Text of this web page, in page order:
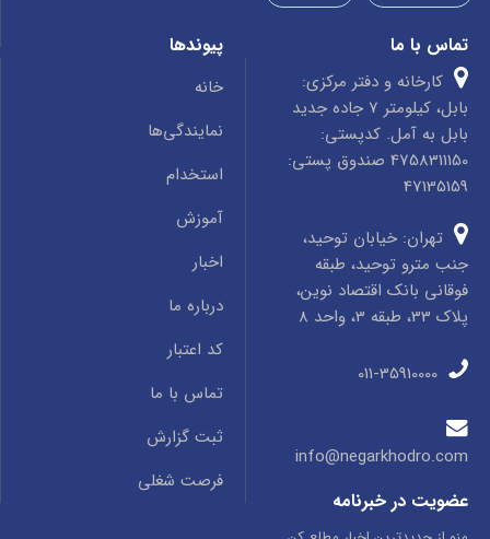
تماس با ما
کارخانه و دفتر مرکزی:
بابل، کیلومتر 7 جاده جدید
بابل به آمل. کدپستی:
4758311150 صندوق پستی:
47135159
تهران: خیابان توحید،
جنب مترو توحید، طبقه
فوقانی بانک اقتصاد نوین،
پلاک 33، طبقه 3، واحد 8
info@negarkhodro.com
پیوندها
خانه
نمایندگی‌ها
استخدام
آموزش
اخبار
درباره ما
کد اعتبار
تماس با ما
ثبت گزارش
فرصت شغلی
عضویت در خبرنامه